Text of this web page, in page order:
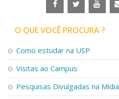
Pós-doutorado
Iniciação Científica
Transferência de Tecnologia
Empresas Juniores
Extensão à Comunidade
Projetos, Programas e Cursos
Artes, Cultura e Esportes
Museus e Espaços Interativos
O QUE VOCÊ PROCURA ?
Como estudar na USP
Visitas ao Campus
Pesquisas Divulgadas na Mídia